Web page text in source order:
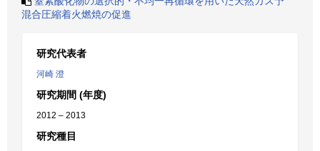
混合圧縮着火燃焼の促進
研究代表者
河崎 澄
研究期間 (年度)
2012 – 2013
研究種目